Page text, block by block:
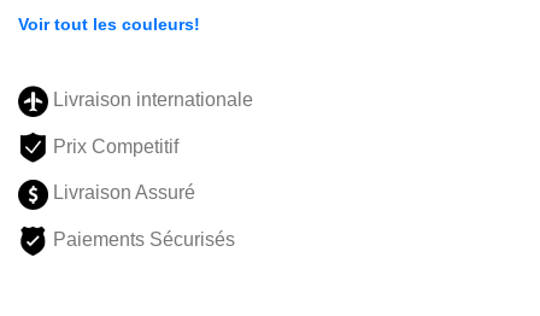
Voir tout les couleurs!
Livraison internationale
Prix Competitif
Livraison Assuré
Paiements Sécurisés